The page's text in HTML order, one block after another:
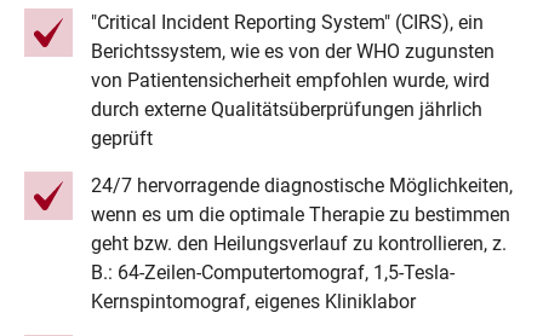
"Critical Incident Reporting System" (CIRS), ein
Berichtssystem, wie es von der WHO zugunsten
von Patientensicherheit empfohlen wurde, wird
durch externe Qualitätsüberprüfungen jährlich
geprüft
24/7 hervorragende diagnostische Möglichkeiten,
wenn es um die optimale Therapie zu bestimmen
geht bzw. den Heilungsverlauf zu kontrollieren, z.
B.: 64-Zeilen-Computertomograf, 1,5-Tesla-
Kernspintomograf, eigenes Kliniklabor